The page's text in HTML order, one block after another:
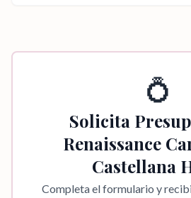
💍
Solicita
Renaissance
Castellana
Completa el formulario y